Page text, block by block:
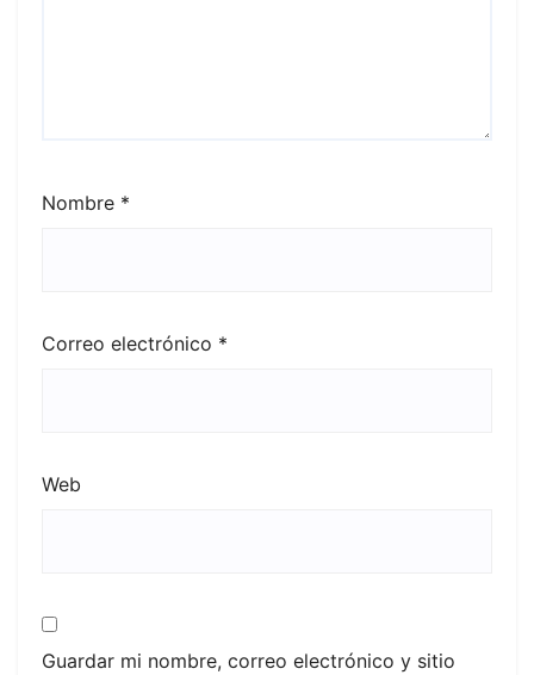
Nombre *
Correo electrónico *
Web
Guardar mi nombre, correo electrónico y sitio